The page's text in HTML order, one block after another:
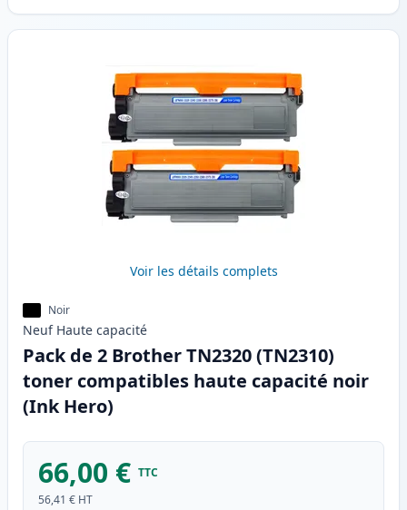
Voir les détails complets
Noir
Neuf Haute capacité
Pack de 2 Brother TN2320 (TN2310)
toner compatibles haute capacité noir
(Ink Hero)
66,00 € TTC
56,41 € HT